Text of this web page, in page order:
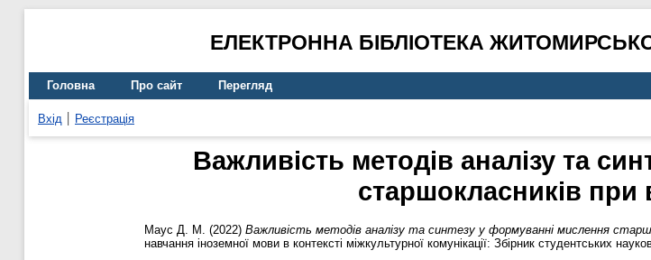
ЕЛЕКТРОННА БІБЛІОТЕКА
Головна Про сайт Перегляд
Вхід Реєстрація
Важливість методів аналізу та
старшокласників при
Маус Д. М. (2022) Важливість методів аналізу та синтезу у формуванні мислення
навчання іноземної мови в контексті міжкультурної комунікації: Збірник студентських